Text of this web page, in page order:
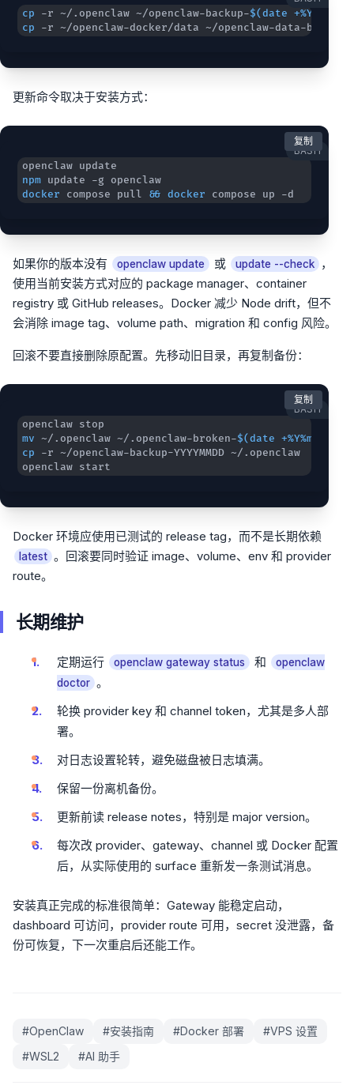
cp -r ~/.openclaw ~/openclaw-backup-$(date +%Y%m%d
cp -r ~/openclaw-docker/data ~/openclaw-data-backup-
更新命令取决于安装方式：
BASH
npm
docker compose pull && docker compose up -d
复制
如果你的版本没有 openclaw update 或 update --check
，
使用当前安装方式对应的 package manager、container
registry 或 GitHub releases。Docker 减少 Node drift，但不
会消除 image tag、volume path、migration 和 config 风险。
回滚不要直接删除原配置。先移动旧目录，再复制备份：
BASH
mv ~/.openclaw ~/.openclaw-broken-$(date +%Y%m%d-
cp
openclaw start
复制
Docker 环境应使用已测试的 release tag，而不是长期依赖
latest 。回滚要同时验证 image、volume、env 和 provider
route。
长期维护
定期运行 openclaw gateway status 和
openclaw
doctor 。
轮换 provider key 和 channel token，尤其是多人部
署。
对日志设置轮转，避免磁盘被日志填满。
保留一份离机备份。
更新前读 release notes，特别是 major version。
每次改 provider、gateway、channel 或 Docker 配置
后，从实际使用的 surface 重新发一条测试消息。
安装真正完成的标准很简单：Gateway 能稳定启动，
dashboard 可访问，provider route 可用，secret 没泄露，备
份可恢复，下一次重启后还能工作。
#OpenClaw #安装指南 #Docker 部署 #VPS 设置
#WSL2 #AI 助手